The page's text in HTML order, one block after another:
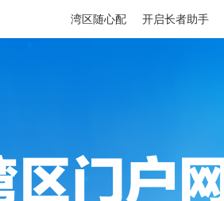
湾区随心配 开启长者助手